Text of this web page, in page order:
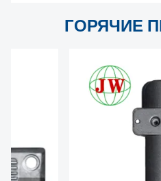
СВЯЖИТЕСЬ С НАМИ
ГОРЯЧИЕ